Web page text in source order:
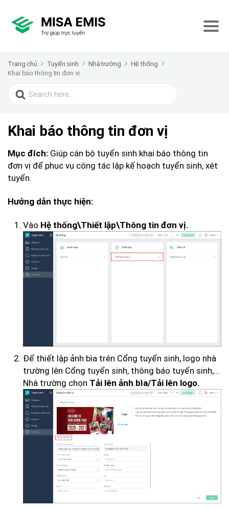
Trang chủ Tuyển sinh Nhà trường
Hệ thống
Khai báo thông tin đơn vị
Search
for:
Khai báo thông tin đơn vị
Mục đích: Giúp cán bộ tuyển sinh khai báo thông tin
đơn vị để phục vụ công tác lập kế hoạch tuyển sinh, xét
tuyển.
Hướng dẫn thực hiện:
Vào Hệ thống\Thiết lập\Thông tin đơn vị.
Để thiết lập ảnh bìa trên Cổng tuyển sinh, logo nhà
trường lên Cổng tuyển sinh, thông báo tuyển sinh,…
Nhà trường chọn Tải lên ảnh bìa/Tải lên logo.